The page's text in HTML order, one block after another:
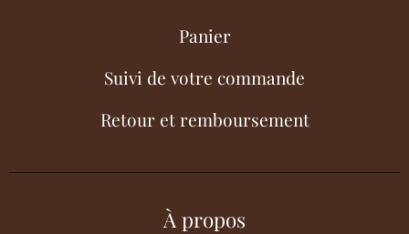
Panier
Suivi de votre commande
Retour et remboursement
À propos